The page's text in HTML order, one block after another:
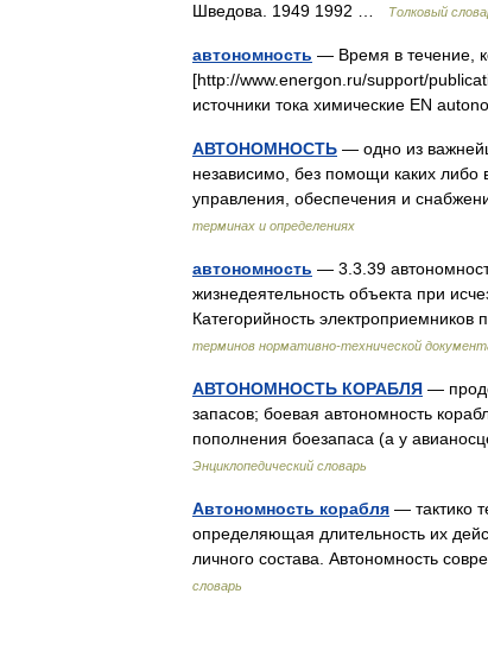
Шведова. 1949 1992 …
Толковый
автономность — Время в течение,
[http://www.energon.ru/support/
источники тока химические EN
АВТОНОМНОСТЬ — одно из
независимо, без помощи каких либо
управления, обеспечения и
терминах и определениях
автономность — 3.3.39
жизнедеятельность объекта при
Категорийность
терминов нормативно-технической
АВТОНОМНОСТЬ КОРАБЛЯ —
запасов; боевая автономность
пополнения боезапаса (а у
Энциклопедический словарь
Автономность корабля — тактико
определяющая длительность их
личного состава. Автономность
словарь